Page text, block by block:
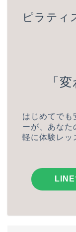
ピラティ
「
はじめてでも
ーが、あなた
軽に体験レッ